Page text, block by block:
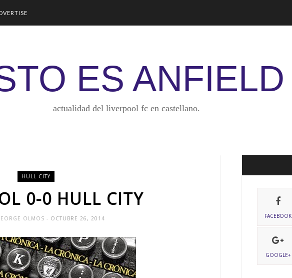
ES ANFIELD
actualidad del liverpool fc en castellano.
HULL CITY
0-0 HULL CITY
OLMOS - OCTUBRE 26, 2014 FACEBOOK
GOOGLE+